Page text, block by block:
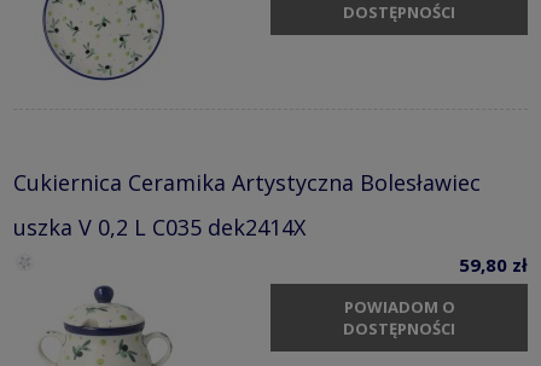
DOSTĘPNOŚCI
Cukiernica Ceramika Artystyczna Bolesławiec
uszka V 0,2 L C035 dek2414X
59,80 zł
POWIADOM O
DOSTĘPNOŚCI